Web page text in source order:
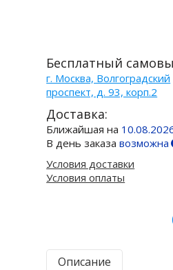
Бесплатный
г. Москва, Волгоградский
проспект, д. 93, корп.2
Доставка:
Ближайшая на
В день заказавозможна
Условия доставки
Условия оплаты
Описание